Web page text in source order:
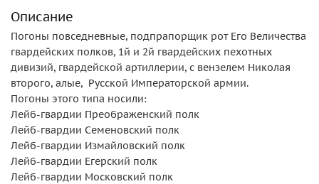
Описание
Погоны повседневные, подпрапорщик рот Его Величества
гвардейских полков, 1й и 2й гвардейских пехотных
дивизий, гвардейской артиллерии, с вензелем Николая
второго, алые, Русской Императорской армии.
Погоны этого типа носили:
Лейб-гвардии Преображенский полк
Лейб-гвардии Семеновский полк
Лейб-гвардии Измайловский полк
Лейб-гвардии Егерский полк
Лейб-гвардии Московский полк